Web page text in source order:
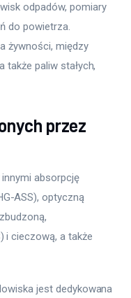
odpadów, pomiary
do powietrza.
żywności, między
także paliw stałych,
przez
innymi absorpcję
ASS), optyczną
i cieczową, a także
jest dedykowana